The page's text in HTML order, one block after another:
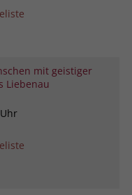
mit geistiger
Liebenau